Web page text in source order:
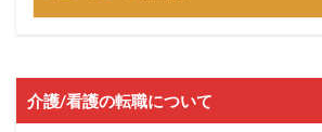
介護/看護の転職について